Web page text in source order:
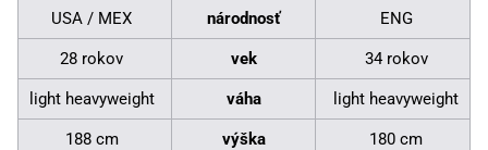
USA / MEX národnosť ENG
28 rokov vek 34 rokov
light heavyweight váha light heavyweight
188 cm výška 180 cm